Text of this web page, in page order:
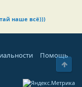
наше всё)))
Помощь